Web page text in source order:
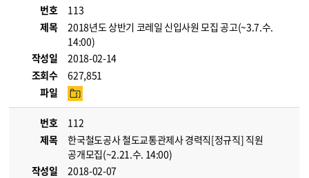
번호
113
제목
2018년도 상반기 코레일 신입사원 모집 공고(~3.7.수.
14:00)
작성일
2018-02-14
조회수
627,851
파일
번호
112
제목
한국철도공사 철도교통관제사 경력직[정규직] 직원
공개모집(~2.21.수. 14:00)
작성일
2018-02-07